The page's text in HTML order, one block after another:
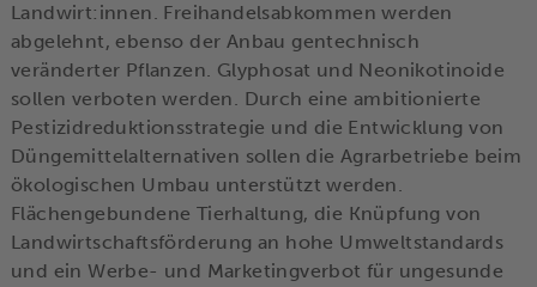
Landwirt:innen. Freihandelsabkommen werden
abgelehnt, ebenso der Anbau gentechnisch
veränderter Pflanzen. Glyphosat und Neonikotinoide
sollen verboten werden. Durch eine ambitionierte
Pestizidreduktionsstrategie und die Entwicklung von
Düngemittelalternativen sollen die Agrarbetriebe beim
ökologischen Umbau unterstützt werden.
Flächengebundene Tierhaltung, die Knüpfung von
Landwirtschaftsförderung an hohe Umweltstandards
und ein Werbe- und Marketingverbot für ungesunde